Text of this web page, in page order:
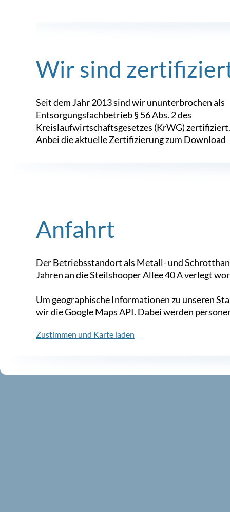
Wir sind
Seit dem Jahr 2013 sind wir ununterbrochen als
Entsorgungsfachbetrieb § 56 Abs. 2 des
Kreislaufwirtschaftsgesetzes (KrWG) zertifiziert.
Anbei die aktuelle Zertifizierung zum Download
Anfahrt
Der Betriebsstandort als Metall- und
Jahren an die Steilshooper Allee 40 A verlegt
Um geographische Informationen zu unseren
wir die Google Maps API. Dabei werden
Zustimmen und Karte laden